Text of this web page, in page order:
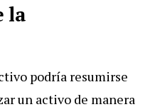
la
podría resumirse
un activo de manera